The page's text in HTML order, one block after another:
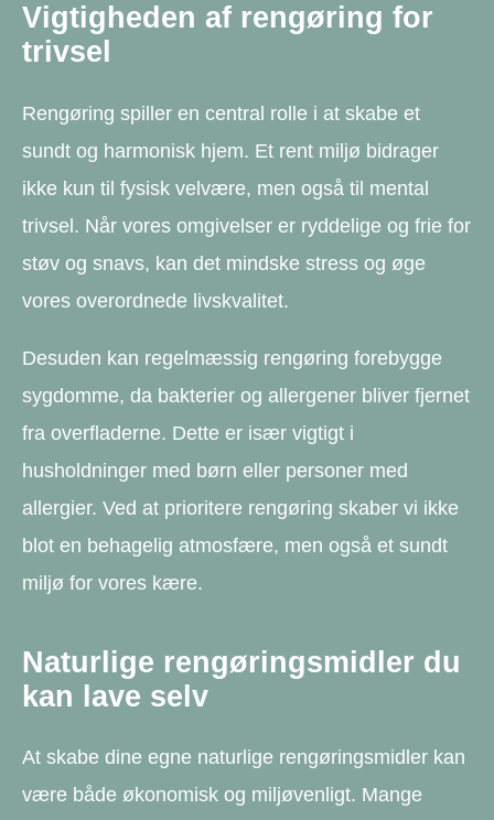
Vigtigheden af rengøring for
trivsel
Rengøring spiller en central rolle i at skabe et
sundt og harmonisk hjem. Et rent miljø bidrager
ikke kun til fysisk velvære, men også til mental
trivsel. Når vores omgivelser er ryddelige og frie for
støv og snavs, kan det mindske stress og øge
vores overordnede livskvalitet.
Desuden kan regelmæssig rengøring forebygge
sygdomme, da bakterier og allergener bliver fjernet
fra overfladerne. Dette er især vigtigt i
husholdninger med børn eller personer med
allergier. Ved at prioritere rengøring skaber vi ikke
blot en behagelig atmosfære, men også et sundt
miljø for vores kære.
Naturlige rengøringsmidler du
kan lave selv
At skabe dine egne naturlige rengøringsmidler kan
være både økonomisk og miljøvenligt. Mange